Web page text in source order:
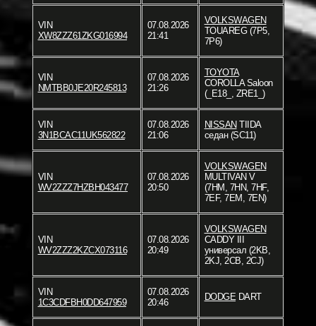
VIN
XW8ZZZ61ZKG016994
07.08.2026
21:41
VOLKSWAGEN
TOUAREG (7P5,
7P6)
VIN
NMTBB0JE20R245813
07.08.2026
21:26
TOYOTA
COROLLA Saloon
(_E18_, ZRE1_)
VIN
3N1BCAC11UK562822
07.08.2026
21:06
NISSANTIIDA
седан (SC11)
VIN
WV2ZZZ7HZBH043477
07.08.2026
20:50
VOLKSWAGEN
MULTIVAN V
(7HM, 7HN, 7HF,
7EF, 7EM, 7EN)
VIN
WV2ZZZ2KZCX073116
07.08.2026
20:49
VOLKSWAGEN
CADDY III
универсал (2KB,
2KJ, 2CB, 2CJ)
VIN
1C3CDFBH0DD647959
07.08.2026
20:46
DODGE DART